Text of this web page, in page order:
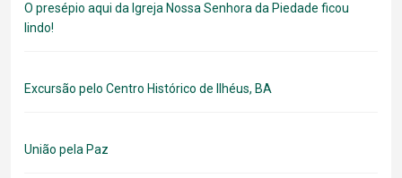
O presépio aqui da Igreja Nossa Senhora da Piedade ficou
lindo!
Excursão pelo Centro Histórico de Ilhéus, BA
União pela Paz